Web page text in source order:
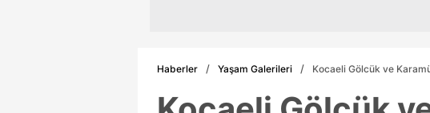
Haberler Yaşam Galerileri Kocaeli Gölcük ve